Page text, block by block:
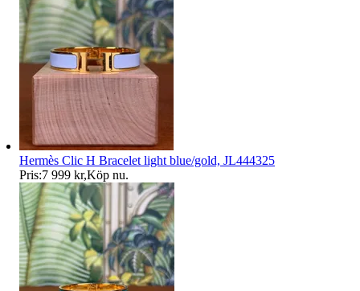
Hermès Clic H Bracelet light blue/gold, JL444325
Pris:7 999 kr,Köp nu.